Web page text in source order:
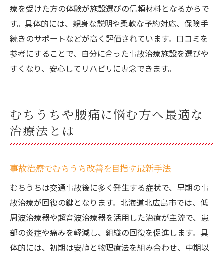
療を受けた方の体験が施設選びの信頼材料となるからで
す。具体的には、親身な説明や柔軟な予約対応、保険手
続きのサポートなどが高く評価されています。口コミを
参考にすることで、自分に合った事故治療施設を選びや
すくなり、安心してリハビリに専念できます。
むちうちや腰痛に悩む方へ最適な
治療法とは
事故治療でむちうち改善を目指す最新手法
むちうちは交通事故後に多く発生する症状で、早期の事
故治療が回復の鍵となります。北海道北広島市では、低
周波治療器や超音波治療器を活用した治療が主流で、患
部の炎症や痛みを軽減し、組織の回復を促進します。具
体的には、初期は安静と物理療法を組み合わせ、中期以